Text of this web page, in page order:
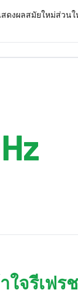
งผลสมัยใหม่ส่วนใ
Hz
ใจรีเฟร